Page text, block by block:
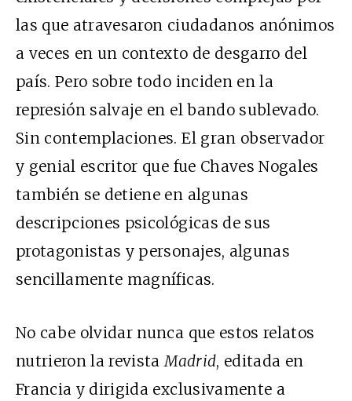
las que atravesaron ciudadanos anónimos
a veces en un contexto de desgarro del
país. Pero sobre todo inciden en la
represión salvaje en el bando sublevado.
Sin contemplaciones. El gran observador
y genial escritor que fue Chaves Nogales
también se detiene en algunas
descripciones psicológicas de sus
protagonistas y personajes, algunas
sencillamente magníficas.
No cabe olvidar nunca que estos relatos
nutrieron la revistaMadrid, editada en
Francia y dirigida exclusivamente a